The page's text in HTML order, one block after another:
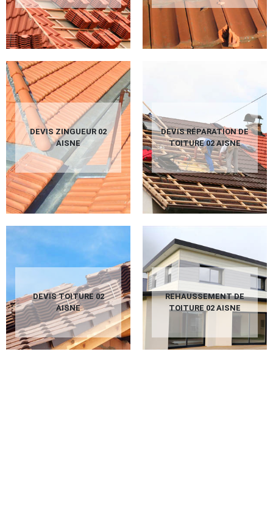
DEVIS ZINGUEUR 02
AISNE
DEVIS RÉPARATION DE
TOITURE 02 AISNE
DEVIS TOITURE 02
AISNE
REHAUSSEMENT DE
TOITURE 02 AISNE